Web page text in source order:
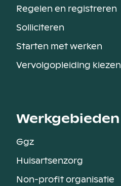
Regelen en registreren
Solliciteren
Starten met werken
Vervolgopleiding kiezen
Werkgebieden
Ggz
Huisartsenzorg
Non-profit organisatie